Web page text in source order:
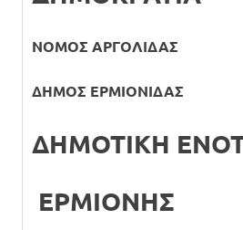
ΝΟΜΟΣ ΑΡΓΟΛΙΔΑΣ
ΔΗΜΟΣ ΕΡΜΙΟΝΙΔΑΣ
ΔΗΜΟΤΙΚΗ
ΕΡΜΙΟΝΗΣ